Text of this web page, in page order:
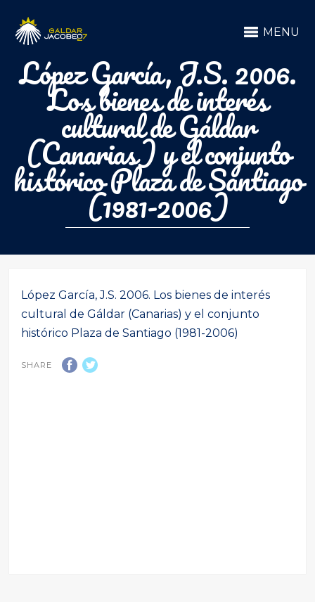
MENU
López García, J.S. 2006.
Los bienes de interés
cultural de Gáldar
(Canarias) y el conjunto
histórico Plaza de Santiago
(1981-2006)
López García, J.S. 2006. Los bienes de interés
cultural de Gáldar (Canarias) y el conjunto
histórico Plaza de Santiago (1981-2006)
SHARE